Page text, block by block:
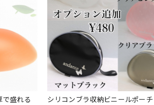
で盛れる
シリコンブラ収納ビニールポーチ